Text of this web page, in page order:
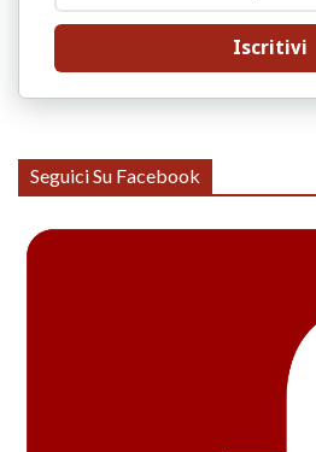
Iscritivi
Seguici Su Facebook